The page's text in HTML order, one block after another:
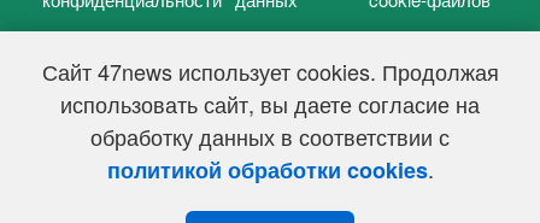
Сайт 47news использует cookies. Продолжая
использовать сайт, вы даете согласие на
обработку данных в соответствии с
политикой обработки cookies.
47 новостей (47 news)2005 — 2026 г.
Свидетельство о регистрации СМИ Эл № ФС 77-39848, выдано
Федеральной службой по надзору в сфере связи,
информационных технологий и массовых коммуникаций